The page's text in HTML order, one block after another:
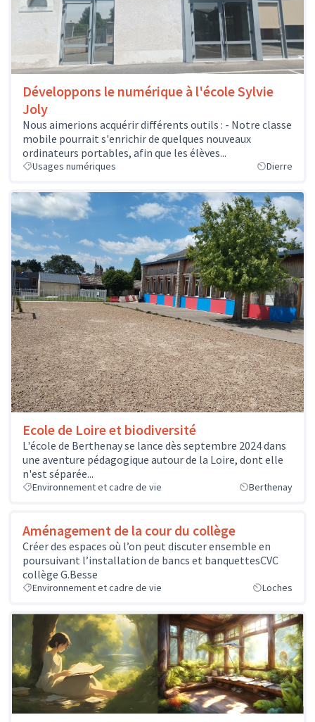
Développons le numérique à l'école Sylvie
Joly
Nous aimerions acquérir différents outils : - Notre classe
mobile pourrait s'enrichir de quelques nouveaux
ordinateurs portables, afin que les élèves...
Usages numériques Dierre
Ecole de Loire et biodiversité
L'école de Berthenay se lance dès septembre 2024 dans
une aventure pédagogique autour de la Loire, dont elle
n'est séparée...
Environnement et cadre de vie Berthenay
Aménagement de la cour du collège
Créer des espaces où l’on peut discuter ensemble en
poursuivant l’installation de bancs et banquettesCVC
collège G.Besse
Environnement et cadre de vie Loches